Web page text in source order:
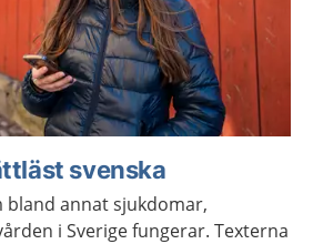
svenska
bland annat sjukdomar,
i Sverige fungerar. Texterna